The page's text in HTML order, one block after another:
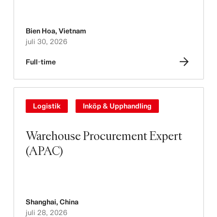
Bien Hoa, Vietnam
juli 30, 2026
Full-time
Warehouse Procurement Expert
(APAC)
Logistik Inköp & Upphandling
Shanghai, China
juli 28, 2026